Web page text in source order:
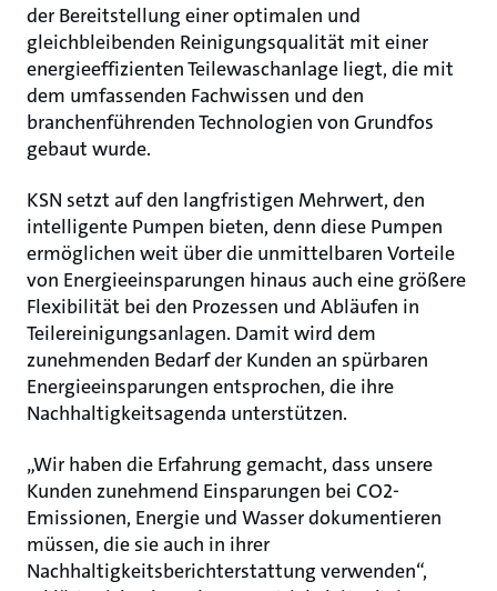
der Bereitstellung einer optimalen und
gleichbleibenden Reinigungsqualität mit einer
energieeffizienten Teilewaschanlage liegt, die mit
dem umfassenden Fachwissen und den
branchenführenden Technologien von Grundfos
gebaut wurde.
KSN setzt auf den langfristigen Mehrwert, den
intelligente Pumpen bieten, denn diese Pumpen
ermöglichen weit über die unmittelbaren Vorteile
von Energieeinsparungen hinaus auch eine größere
Flexibilität bei den Prozessen und Abläufen in
Teilereinigungsanlagen. Damit wird dem
zunehmenden Bedarf der Kunden an spürbaren
Energieeinsparungen entsprochen, die ihre
Nachhaltigkeitsagenda unterstützen.
„Wir haben die Erfahrung gemacht, dass unsere
Kunden zunehmend Einsparungen bei CO2-
Emissionen, Energie und Wasser dokumentieren
müssen, die sie auch in ihrer
Nachhaltigkeitsberichterstattung verwenden“,